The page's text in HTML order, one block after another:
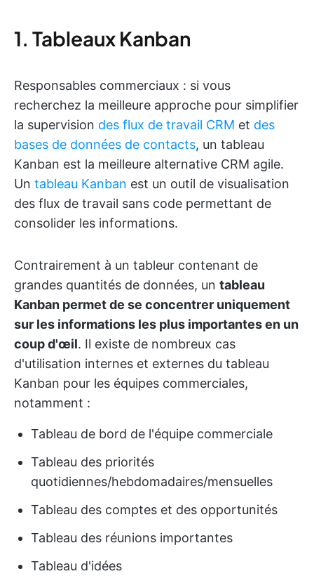
1. Tableaux Kanban
Responsables commerciaux : si vous
recherchez la meilleure approche pour simplifier
la supervision des flux de travail CRM et des
bases de données de contacts, un tableau
Kanban est la meilleure alternative CRM agile.
Un tableau Kanban est un outil de visualisation
des flux de travail sans code permettant de
consolider les informations.
Contrairement à un tableur contenant de
grandes quantités de données, un tableau
Kanban permet de se concentrer uniquement
sur les informations les plus importantes en un
coup d'œil. Il existe de nombreux cas
d'utilisation internes et externes du tableau
Kanban pour les équipes commerciales,
notamment :
Tableau de bord de l'équipe commerciale
Tableau des priorités
quotidiennes/hebdomadaires/mensuelles
Tableau des comptes et des opportunités
Tableau des réunions importantes
Tableau d'idées